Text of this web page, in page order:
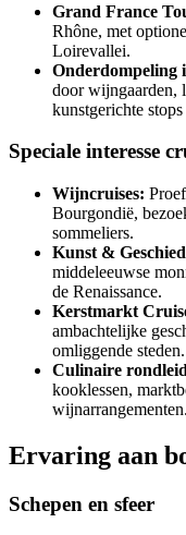
Grand France
Rhône, met
Loirevallei.
Onderdompeling
door wijngaarden,
kunstgerichte
Speciale interesse
Wijncruises:
Bourgondië,
sommeliers.
Kunst &
middeleeuwse
de Renaissance.
Kerstmarkt
ambachtelijke
omliggende steden.
Culinaire
kooklessen,
wijnarrangementen.
Ervaring aan
Schepen en sfeer